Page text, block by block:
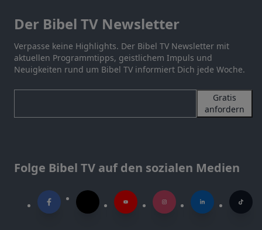
Der Bibel TV Newsletter
Verpasse keine Highlights. Der Bibel TV Newsletter mit
aktuellen Programmtipps, geistlichem Impuls und
Neuigkeiten rund um Bibel TV informiert Dich jede Woche.
Gratis
anfordern
Folge Bibel TV auf den sozialen Medien